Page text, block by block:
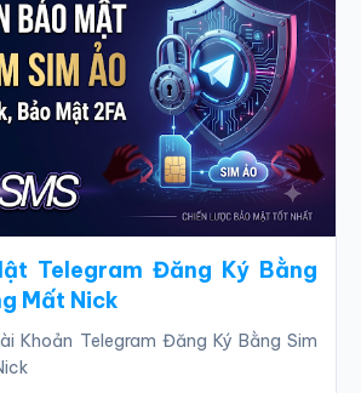
Telegram Đăng Ký Bằng
Mất Nick
Khoản Telegram Đăng Ký Bằng Sim